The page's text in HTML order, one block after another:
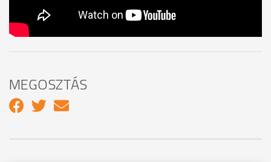
MEGOSZTÁS